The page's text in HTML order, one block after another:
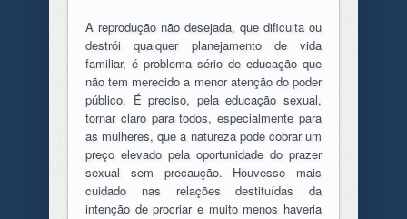
A reprodução não desejada, que dificulta ou
destrói qualquer planejamento de vida
familiar, é problema sério de educação que
não tem merecido a menor atenção do poder
público. É preciso, pela educação sexual,
tornar claro para todos, especialmente para
as mulheres, que a natureza pode cobrar um
preço elevado pela oportunidade do prazer
sexual sem precaução. Houvesse mais
cuidado nas relações destituídas da
intenção de procriar e muito menos haveria